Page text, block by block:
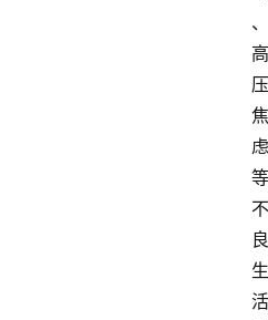
、
高
压
焦
虑
等
不
良
生
活